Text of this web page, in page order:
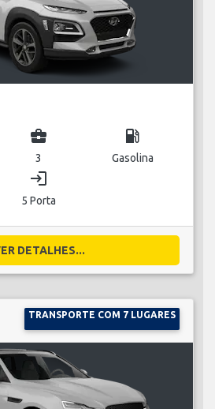
business_center
3
local_gas_station
Gasolina
login
5 Porta
DETALHES...
TRANSPORTE COM 7 LUGARES